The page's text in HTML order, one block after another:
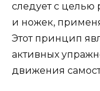
следует с целью
и ножек,
Этот принцип
активных
движения